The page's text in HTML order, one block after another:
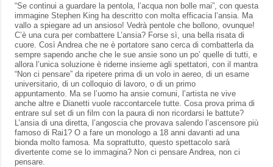
“Se continui a guardare la pentola, l’acqua non bolle mai”, con questa
immagine Stephen King ha descritto con molta efficacia l’ansia. Ma
vallo a spiegare ad un ansioso! Vedrà pentole che bollono, ovunque!
C’è una cura per combattere L’ansia? Forse sì, una bella risata di
cuore. Così Andrea che ne è portatore sano cerca di combatterla da
sempre sapendo anche che le sue ansie sono un po’ quelle di tutti, e
allora l’unica soluzione è riderne insieme agli spettatori, con il mantra
“Non ci pensare” da ripetere prima di un volo in aereo, di un esame
universitario, di un colloquio di lavoro, o di un primo
appuntamento. Ma se l’uomo ha ansie comuni, l’artista ne vive
anche altre e Dianetti vuole raccontarcele tutte. Cosa prova prima di
entrare sul set di un film con la paura di non ricordarsi le battute?
L’ansia di una diretta, l’angoscia che provava salendo l’ascensore più
famoso di Rai1? O a fare un monologo a 18 anni davanti ad una
bionda molto famosa. Ma soprattutto, questo spettacolo sarà
divertente come se lo immagina? Non ci pensare Andrea, non ci
pensare.